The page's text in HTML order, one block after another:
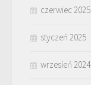
czerwiec 2025
styczeń 2025
wrzesień 2024